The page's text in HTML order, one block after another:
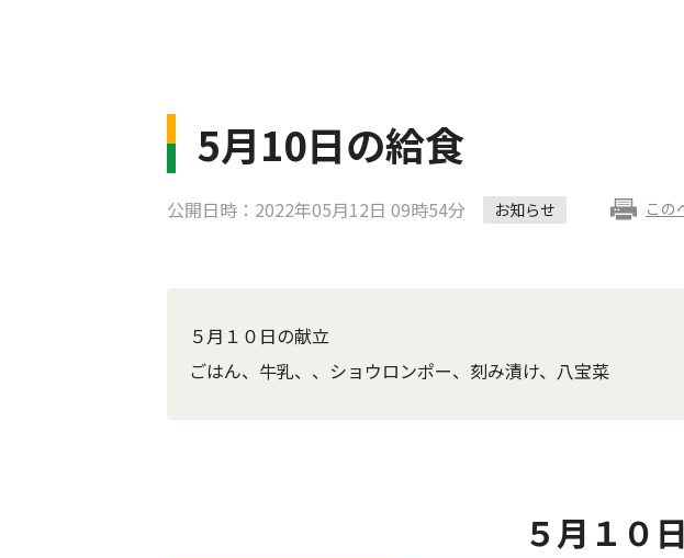
5月10日の給食
公開日時：2022年05月12日 09時54分 お知らせ この
５月１０日の献立
ごはん、牛乳、、ショウロンポー、刻み漬け、八宝菜
５月１